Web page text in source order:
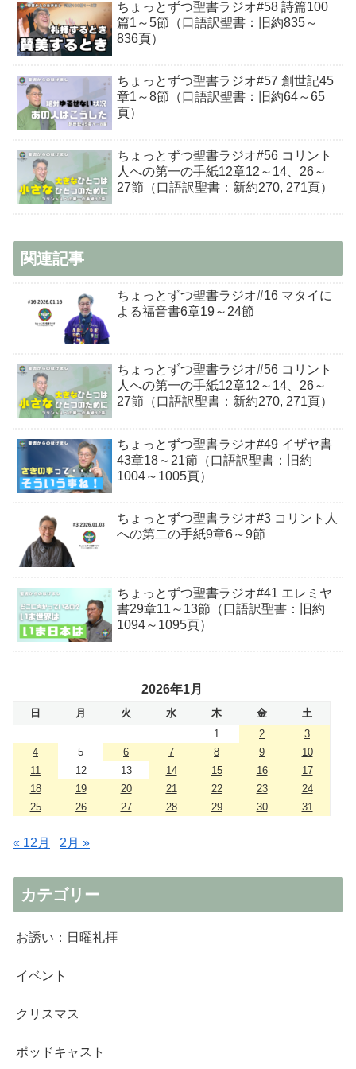
ちょっとずつ聖書ラジオ#58 詩篇100
篇1～5節（口語訳聖書：旧約835～
836頁）
ちょっとずつ聖書ラジオ#57 創世記45
章1～8節（口語訳聖書：旧約64～65
頁）
ちょっとずつ聖書ラジオ#56 コリント
人への第一の手紙12章12～14、26～
27節（口語訳聖書：新約270, 271頁）
関連記事
ちょっとずつ聖書ラジオ#16 マタイに
よる福音書6章19～24節
ちょっとずつ聖書ラジオ#56 コリント
人への第一の手紙12章12～14、26～
27節（口語訳聖書：新約270, 271頁）
ちょっとずつ聖書ラジオ#49 イザヤ書
43章18～21節（口語訳聖書：旧約
1004～1005頁）
ちょっとずつ聖書ラジオ#3 コリント人
への第二の手紙9章6～9節
ちょっとずつ聖書ラジオ#41 エレミヤ
書29章11～13節（口語訳聖書：旧約
1094～1095頁）
2026年1月
日 月 火 水 木 金
土
1
2
3
4
5 6 7 8 9
10
11
12 13 14 15 16
17
18
19 20 21 22 23
24
25
26 27 28 29 30 31
« 12月 2月 »
カテゴリー
お誘い：日曜礼拝
イベント
クリスマス
ポッドキャスト